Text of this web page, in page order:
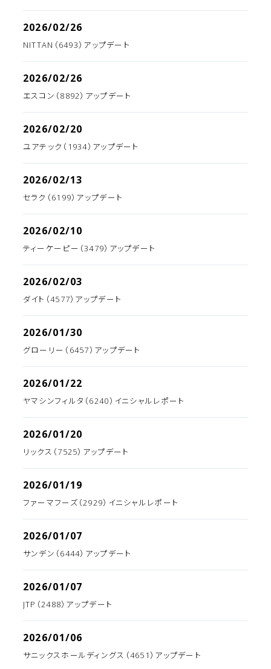
2026/02/26
NITTAN（6493）アップデート
2026/02/26
エスコン（8892）アップデート
2026/02/20
ユアテック（1934）アップデート
2026/02/13
セラク（6199）アップデート
2026/02/10
ティーケーピー（3479）アップデート
2026/02/03
ダイト（4577）アップデート
2026/01/30
グローリー（6457）アップデート
2026/01/22
ヤマシンフィルタ（6240）イニシャルレポート
2026/01/20
リックス（7525）アップデート
2026/01/19
ファーマフーズ（2929）イニシャルレポート
2026/01/07
サンデン（6444）アップデート
2026/01/07
JTP（2488）アップデート
2026/01/06
サニックスホールディングス（4651）アップデート